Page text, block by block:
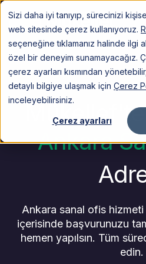
Sizi daha iyi tanıyıp, sürecinizi
web sitesinde çerez kullanıyoruz.
seçeneğine tıklamanız halinde ilgi
özel bir deneyim sunamayacağız.
çerez ayarları kısmından
detaylı bilgiye ulaşmak için Çerez
inceleyebilirsiniz.
Çerez ayarları
Hizmetler
TÜRKİYE
AMERİKA
İNGİLTERE
Müşteriler
Fiyatlar
Giriş
Ankara
Ankara sanal ofis
içerisinde başvurunuzu
hemen yapılsın. Tüm
edin.